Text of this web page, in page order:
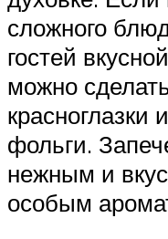
сложного
гостей
можно
красноглазки
фольги.
нежным и
особым